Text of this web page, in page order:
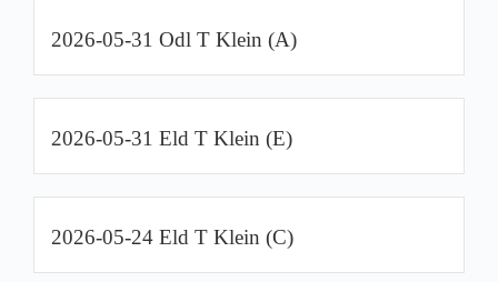
2026-05-31 Odl T Klein (A)
2026-05-31 Eld T Klein (E)
2026-05-24 Eld T Klein (C)